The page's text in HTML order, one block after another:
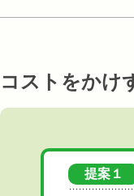
コストをかけ
提案１